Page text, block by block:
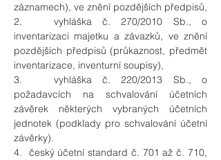
záznamech), ve znění pozdějších předpisů,
2.   vyhláška č. 270/2010 Sb., o
inventarizaci majetku a závazků, ve znění
pozdějších předpisů (průkaznost, předmět
inventarizace, inventurní soupisy),
3.   vyhláška č. 220/2013 Sb., o
požadavcích na schvalování účetních
závěrek některých vybraných účetních
jednotek (podklady pro schvalování účetní
závěrky).
4.  český účetní standard č. 701 až č. 710,